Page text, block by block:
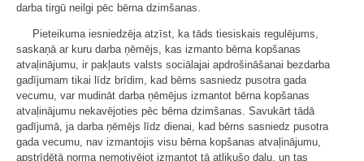
darba tirgū neilgi pēc bērna dzimšanas.
Pieteikuma iesniedzēja atzīst, ka tāds tiesiskais regulējums,
saskaņā ar kuru darba ņēmējs, kas izmanto bērna kopšanas
atvaļinājumu, ir pakļauts valsts sociālajai apdrošināšanai bezdarba
gadījumam tikai līdz brīdim, kad bērns sasniedz pusotra gada
vecumu, var mudināt darba ņēmējus izmantot bērna kopšanas
atvaļinājumu nekavējoties pēc bērna dzimšanas. Savukārt tādā
gadījumā, ja darba ņēmējs līdz dienai, kad bērns sasniedz pusotra
gada vecumu, nav izmantojis visu bērna kopšanas atvaļinājumu,
apstrīdētā norma nemotivējot izmantot tā atlikušo daļu, un tas